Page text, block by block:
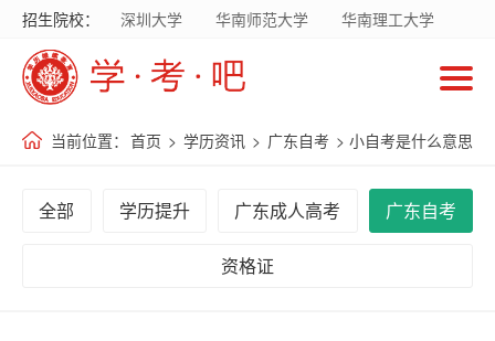
招生院校： 深圳大学 华南师范大学
华南理工大学
暨南大学
华南农业大学
广东外语外贸大学
南方医科大学
当前位置： 首页 > 学历资讯 > 广东自考 > 小自考是什么意思
全部 学历提升 广东成人高考 广东自考
资格证